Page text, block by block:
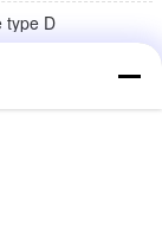
type D
PETG ou du